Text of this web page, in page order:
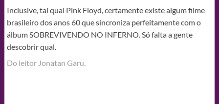
Inclusive, tal qual Pink Floyd, certamente existe algum filme
brasileiro dos anos 60 que sincroniza perfeitamente com o
álbum SOBREVIVENDO NO INFERNO. Só falta a gente
descobrir qual.
Do leitor Jonatan Garu.